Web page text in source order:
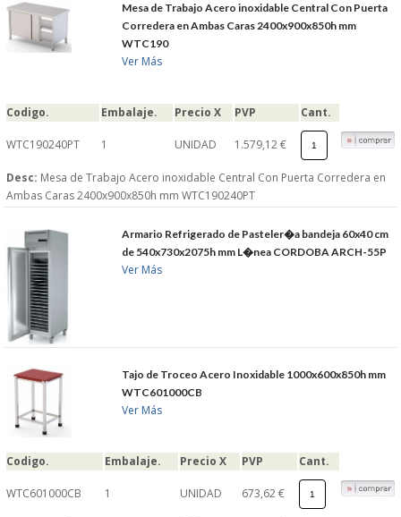
Mesa de Trabajo Acero inoxidable Central Con Puerta
Corredera en Ambas Caras 2400x900x850h mm
WTC190
Ver Más
Codigo. Embalaje. Precio X PVP Cant.
WTC190240PT 1 UNIDAD 1.579,12 €
Desc: Mesa de Trabajo Acero inoxidable Central Con Puerta Corredera en
Ambas Caras 2400x900x850h mm WTC190240PT
Armario Refrigerado de Pasteler�a bandeja 60x40 cm
de 540x730x2075h mm L�nea CORDOBA ARCH-55P
Ver Más
Tajo de Troceo Acero Inoxidable 1000x600x850h mm
WTC601000CB
Ver Más
Codigo. Embalaje. Precio X PVP Cant.
WTC601000CB 1 UNIDAD 673,62 €